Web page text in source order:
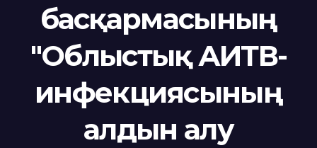
басқармасының
"Облыстық АИТВ-
инфекциясының
алдын алу